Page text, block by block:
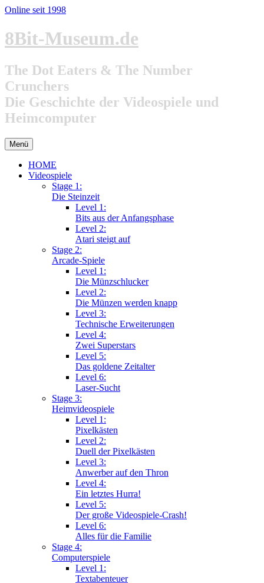
Online seit 1998
Zum
Inhalt
8Bit-Museum.de
The Dot Eaters & The Number
Crunchers
Die Geschichte der Videospiele und
Heimcomputer
Menü
HOME
Videospiele
Stage 1:
Die Steinzeit
Level 1:
Bits aus der Anfangsphase
Level 2:
Atari steigt auf
Stage 2:
Arcade-Spiele
Level 1:
Die Münzschlucker
Level 2:
Die Münzen werden knapp
Level 3:
Technische Erweiterungen
Level 4:
Zwei Superstars
Level 5:
Das goldene Zeitalter
Level 6:
Laser-Sucht
Stage 3:
Heimvideospiele
Level 1:
Pixelkästen
Level 2:
Duell der Pixelkästen
Level 3:
Anwerber auf den Thron
Level 4:
Ein letztes Hurra!
Level 5:
Der große Videospiele-Crash!
Level 6:
Alles für die Familie
Stage 4:
Computerspiele
Level 1:
Textabenteuer